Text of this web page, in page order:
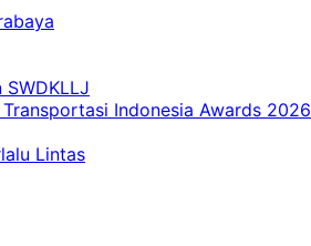
Indonesia Awards 2026
Lintas